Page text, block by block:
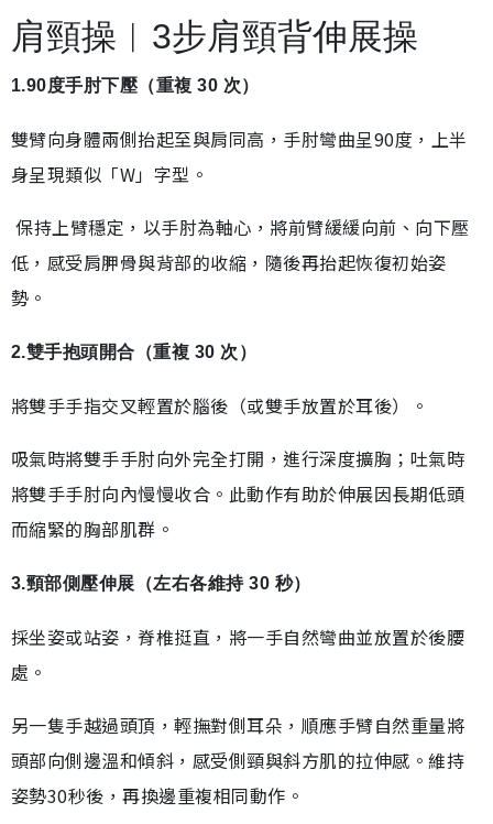
肩頸操︱3步肩頸背伸展操
1.90度手肘下壓（重複 30 次）
雙臂向身體兩側抬起至與肩同高，手肘彎曲呈90度，上半
身呈現類似「W」字型。
保持上臂穩定，以手肘為軸心，將前臂緩緩向前、向下壓
低，感受肩胛骨與背部的收縮，隨後再抬起恢復初始姿
勢。
2.雙手抱頭開合（重複 30 次）
將雙手手指交叉輕置於腦後（或雙手放置於耳後）。
吸氣時將雙手手肘向外完全打開，進行深度擴胸；吐氣時
將雙手手肘向內慢慢收合。此動作有助於伸展因長期低頭
而縮緊的胸部肌群。
3.頸部側壓伸展（左右各維持 30 秒）
採坐姿或站姿，脊椎挺直，將一手自然彎曲並放置於後腰
處。
另一隻手越過頭頂，輕撫對側耳朵，順應手臂自然重量將
頭部向側邊溫和傾斜，感受側頸與斜方肌的拉伸感。維持
姿勢30秒後，再換邊重複相同動作。